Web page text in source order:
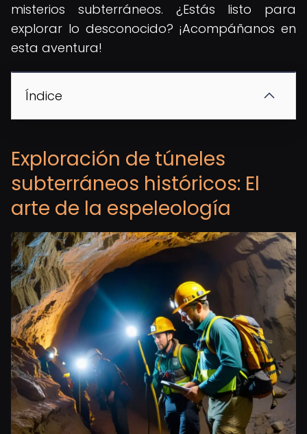
misterios subterráneos. ¿Estás listo para
explorar lo desconocido? ¡Acompáñanos en
esta aventura!
Índice
Exploración de túneles
subterráneos históricos: El
arte de la espeleología